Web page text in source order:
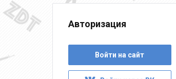
Авторизация
Войти на сайт